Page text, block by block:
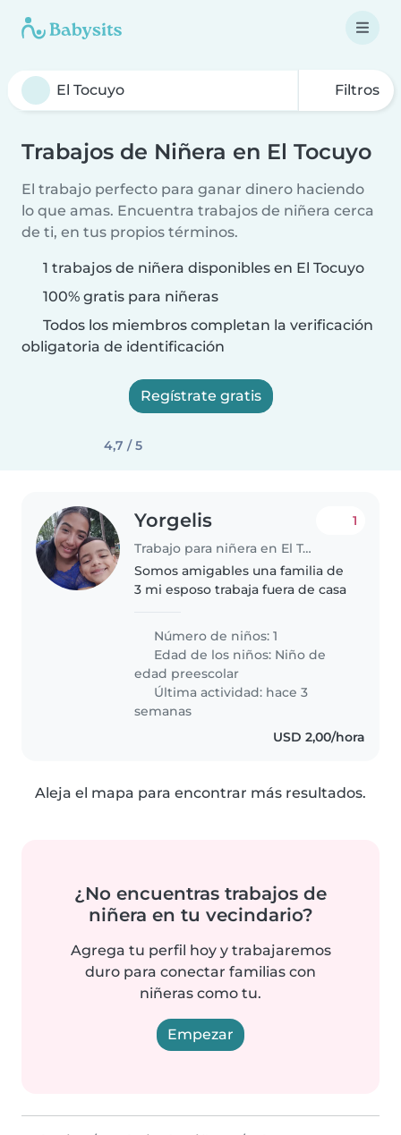
Filtros
Trabajos de Niñera en El Tocuyo
El trabajo perfecto para ganar dinero haciendo
lo que amas. Encuentra trabajos de niñera cerca
de ti, en tus propios términos.
1 trabajos de niñera disponibles en El Tocuyo
100% gratis para niñeras
Todos los miembros completan la verificación
obligatoria de identificación
Regístrate gratis
4,7 / 5
Yorgelis
Trabajo para niñera en El Tocuyo
1
Somos amigables una familia de
3 mi esposo trabaja fuera de casa
Número de niños: 1
Edad de los niños: Niño de
edad preescolar
Última actividad: hace 3
semanas
USD 2,00/hora
Aleja el mapa para encontrar más resultados.
¿No encuentras trabajos de
niñera en tu vecindario?
Agrega tu perfil hoy y trabajaremos
duro para conectar familias con
niñeras como tu.
Empezar